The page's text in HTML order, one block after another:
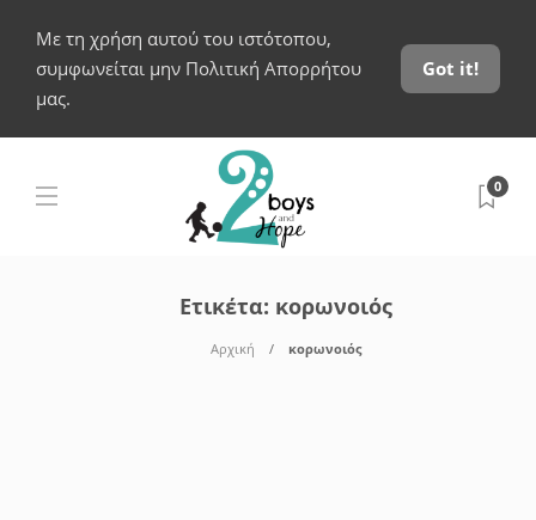
Με τη χρήση αυτού του ιστότοπου,
συμφωνείται μην Πολιτική Απορρήτου
μας.
Got it!
0
Ετικέτα: κορωνοιός
Αρχική κορωνοιός